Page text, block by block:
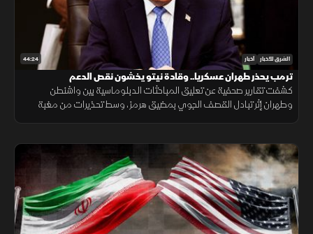
44:24 الشرق للأخبار أخبار
ترمب يحذر طهران عسكريا.. وقادة نيتو يخشون نقص الدعم
كشفت تقارير صحفية عن تعليق المباحثات الدبلوماسية بين واشنطن
وطهران إثر تبادل القصف الجوي بمضيق هرمز، وسط تحذيرات من مغبة